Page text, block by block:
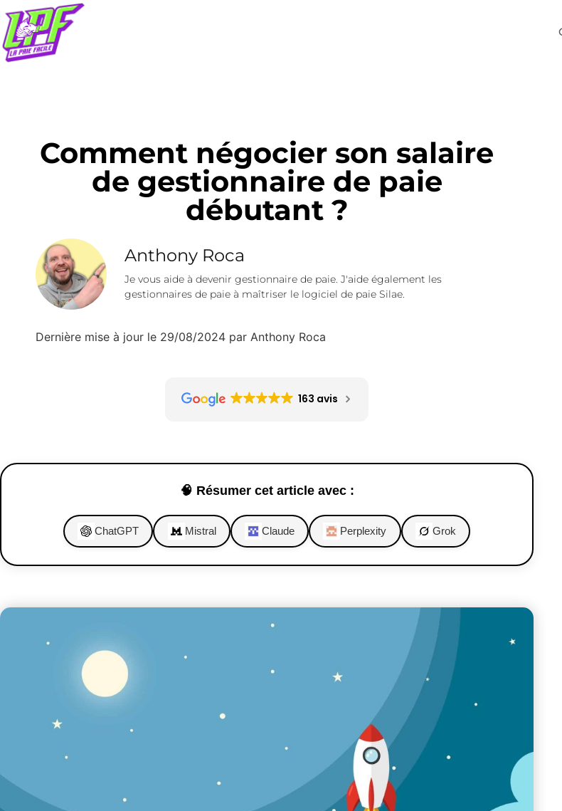
Comment négocier son salaire
de gestionnaire de paie
débutant ?
Anthony Roca
Je vous aide à devenir gestionnaire de paie. J'aide également les
gestionnaires de paie à maîtriser le logiciel de paie Silae.
Dernière mise à jour le 29/08/2024 par Anthony Roca
163 avis
🧠 Résumer cet article avec :
ChatGPT Mistral Claude Perplexity Grok